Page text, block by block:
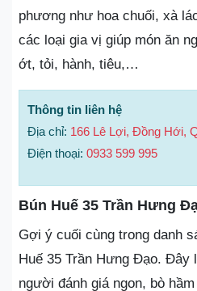
phương như hoa chuối, xà
các loại gia vị giúp món ăn
ớt, tỏi, hành, tiêu,…
Thông tin liên hệ
Địa chỉ: 166 Lê Lợi, Đồng Hới,
Điện thoại: 0933 599 995
Bún Huế 35 Trần Hưng
Gợi ý cuối cùng trong danh
Huế 35 Trần Hưng Đạo. Đây
người đánh giá ngon, bò